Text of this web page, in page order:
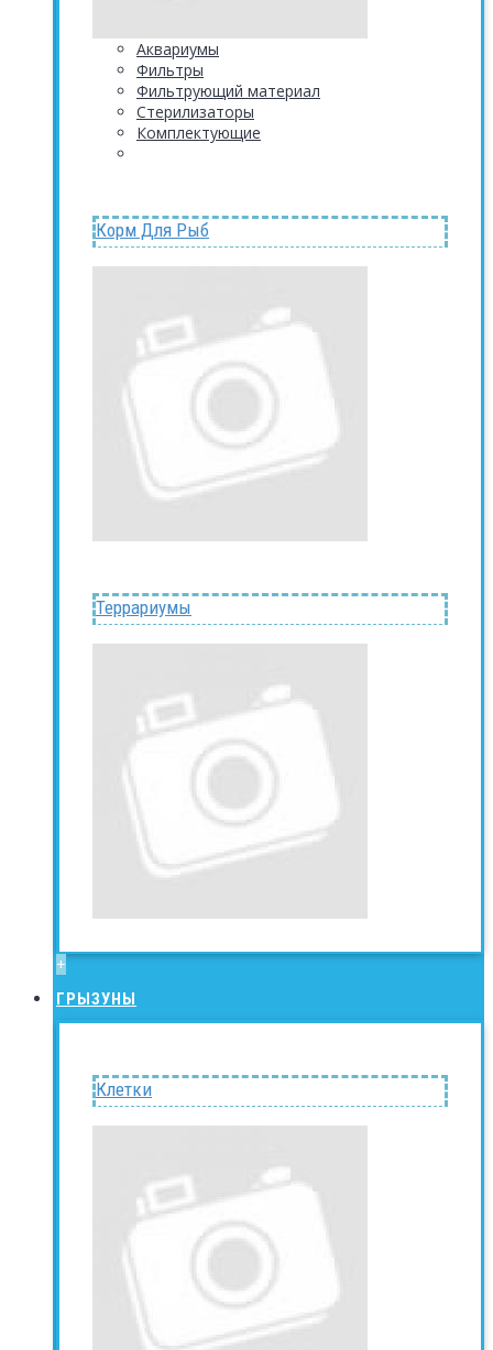
Аквариумы
Фильтры
Фильтрующий материал
Стерилизаторы
Комплектующие
Корм Для Рыб
Террариумы
+
ГРЫЗУНЫ
Клетки